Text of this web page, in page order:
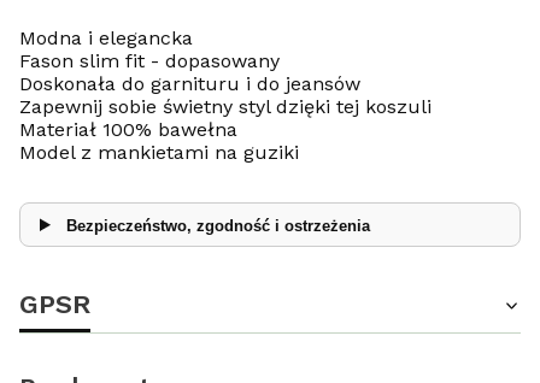
Modna i elegancka
Fason slim fit - dopasowany
Doskonała do garnituru i do jeansów
Zapewnij sobie świetny styl dzięki tej koszuli
Materiał 100% bawełna
Model z mankietami na guziki
Bezpieczeństwo, zgodność i ostrzeżenia
GPSR